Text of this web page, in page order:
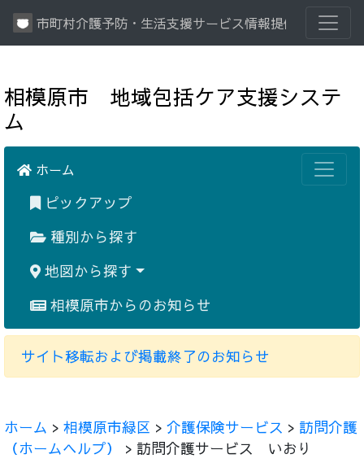
市町村介護予防・生活支援サービス情報提供システム
相模原市 地域包括ケア支援システ
ム
ホーム
ピックアップ
種別から探す
地図から探す
相模原市からのお知らせ
サイト移転および掲載終了のお知らせ
ホーム > 相模原市緑区 > 介護保険サービス > 訪問介護
（ホームヘルプ）
> 訪問介護サービス いおり